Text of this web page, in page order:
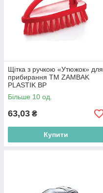
Щітка з ручкою «Утюжок» для
прибирання ТМ ZAMBAK
PLASTIK BP
Більше 10 од.
63,03 ₴
Купити